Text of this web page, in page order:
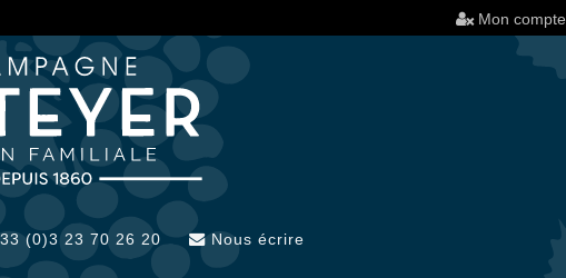
Mon compte
(0)3 23 70 26 20 Nous écrire